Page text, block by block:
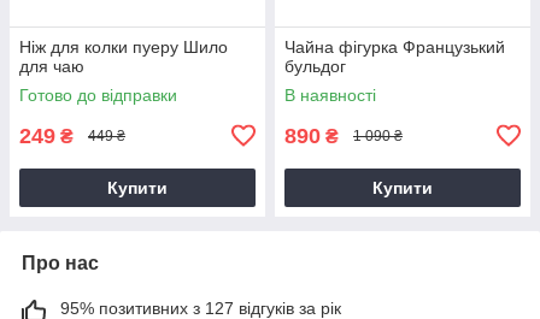
Ніж для колки пуеру Шило
для чаю
Готово до відправки
249 ₴ 449 ₴
Купити
Чайна фігурка Французький
бульдог
В наявності
890 ₴ 1 090 ₴
Купити
Про нас
95% позитивних з 127 відгуків за рік